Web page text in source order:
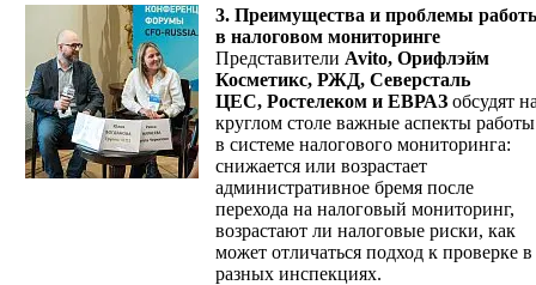
3. Преимущества и проблемы
в налоговом мониторинге
Представители Avito, Орифлэйм
Косметикс, РЖД, Северсталь
ЦЕС, Ростелеком и ЕВРАЗ обсудят
круглом столе важные аспекты работы
в системе налогового мониторинга:
снижается или возрастает
административное бремя после
перехода на налоговый мониторинг,
возрастают ли налоговые риски, как
может отличаться подход к проверке в
разных инспекциях.